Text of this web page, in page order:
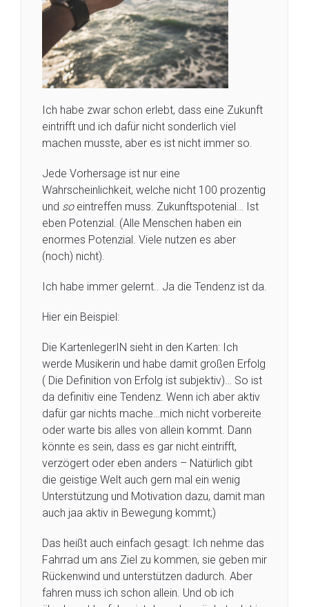
Ich habe zwar schon erlebt, dass eine Zukunft
eintrifft und ich dafür nicht sonderlich viel
machen musste, aber es ist nicht immer so.
Jede Vorhersage ist nur eine
Wahrscheinlichkeit, welche nicht 100 prozentig
und soeintreffen muss. Zukunftspotenial… Ist
eben Potenzial. (Alle Menschen haben ein
enormes Potenzial. Viele nutzen es aber
(noch) nicht).
Ich habe immer gelernt.. Ja die Tendenz ist da.
Hier ein Beispiel:
Die KartenlegerIN sieht in den Karten: Ich
werde Musikerin und habe damit großen Erfolg
( Die Definition von Erfolg ist subjektiv)… So ist
da definitiv eine Tendenz. Wenn ich aber aktiv
dafür gar nichts mache…mich nicht vorbereite
oder warte bis alles von allein kommt. Dann
könnte es sein, dass es gar nicht eintrifft,
verzögert oder eben anders – Natürlich gibt
die geistige Welt auch gern mal ein wenig
Unterstützung und Motivation dazu, damit man
auch jaa aktiv in Bewegung kommt;)
Das heißt auch einfach gesagt: Ich nehme das
Fahrrad um ans Ziel zu kommen, sie geben mir
Rückenwind und unterstützen dadurch. Aber
fahren muss ich schon allein. Und ob ich